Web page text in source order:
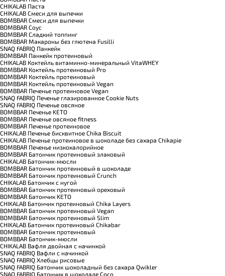
CHIKALAB Паста
CHIKALAB Смеси для выпечки
BOMBBAR Смеси для выпечки
BOMBBAR Соус
BOMBBAR Сладкий топпинг
BOMBBAR Макароны без глютена Fusilli
SNAQ FABRIQ Панкейк
BOMBBAR Панкейк протеиновый
CHIKALAB Коктейль витаминно-минеральный VitaWHEY
BOMBBAR Коктейль протеиновый Pro
BOMBBAR Коктейль протеиновый
BOMBBAR Коктейль протеиновый Vegan
BOMBBAR Печенье протеиновое Vegan
SNAQ FABRIQ Печенье глазированное Cookie Nuts
SNAQ FABRIQ Печенье овсяное
BOMBBAR Печенье KETO
BOMBBAR Печенье овсяное fitness
BOMBBAR Печенье протеиновое
CHIKALAB Печенье бисквитное Chika Biscuit
CHIKALAB Печенье протеиновое в шоколаде без сахара Chikapie
BOMBBAR Печенье низкокалорийное
BOMBBAR Батончик протеиновый злаковый
CHIKALAB Батончик-мюсли
BOMBBAR Батончик протеиновый в шоколаде
BOMBBAR Батончик протеиновый Crunch
CHIKALAB Батончик с нугой
BOMBBAR Батончик протеиновый ореховый
BOMBBAR Батончик KETO
CHIKALAB Батончик протеиновый Chika Layers
BOMBBAR Батончик протеиновый Vegan
BOMBBAR Батончик протеиновый Slim
CHIKALAB Батончик протеиновый Chikabar
BOMBBAR Батончик протеиновый
BOMBBAR Батончик-мюсли
CHIKALAB Вафля двойная с начинкой
SNAQ FABRIQ Вафли с начинкой
SNAQ FABRIQ Хлебцы рисовые
SNAQ FABRIQ Батончик шоколадный без сахара Qwikler
SNAQ FABRIQ Батончик в шоколаде Coco